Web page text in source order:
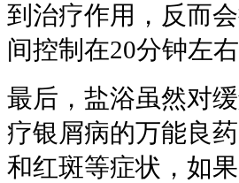
到治疗作用，反而
间控制在20分钟左右
最后，盐浴虽然对
疗银屑病的万能良
和红斑等症状，如